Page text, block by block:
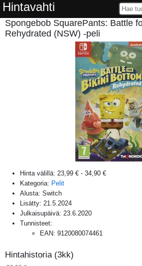
Hintavahti
Spongebob SquarePants: Battle
Rehydrated (NSW) -peli
Hinta välillä: 23,99 € - 34,90 €
Kategoria: Pelit
Alusta: Switch
Lisätty: 21.5.2024
Julkaisupäivä: 23.6.2020
Tunnisteet:
EAN: 9120080074461
Hintahistoria (3kk)